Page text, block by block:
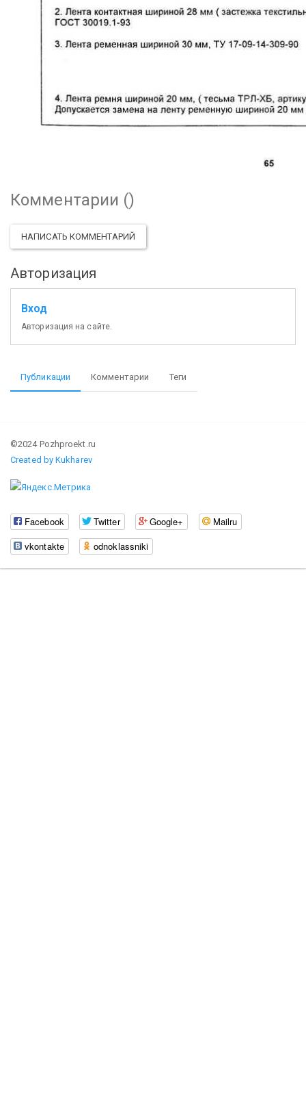
Комментарии ()
НАПИСАТЬ КОММЕНТАРИЙ
Авторизация
Вход
Авторизация на сайте.
Публикации Комментарии Теги
©2024 Pozhproekt.ru
Created by Kukharev
Facebook Twitter Google+
Mailru
vkontakte
odnoklassniki